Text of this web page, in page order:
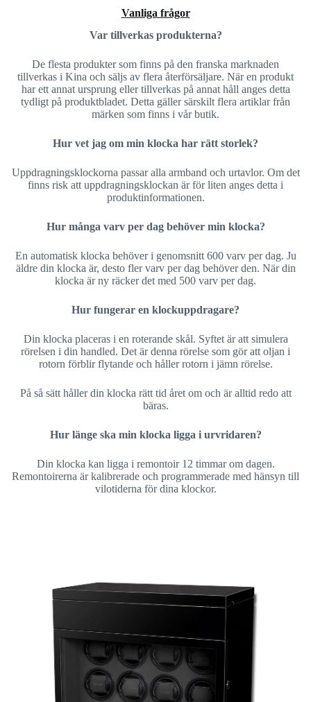
Vanliga frågor
Var tillverkas produkterna?
De flesta produkter som finns på den franska marknaden
tillverkas i Kina och säljs av flera återförsäljare. När en produkt
har ett annat ursprung eller tillverkas på annat håll anges detta
tydligt på produktbladet. Detta gäller särskilt flera artiklar från
märken som finns i vår butik.
Hur vet jag om min klocka har rätt storlek?
Uppdragningsklockorna passar alla armband och urtavlor. Om det
finns risk att uppdragningsklockan är för liten anges detta i
produktinformationen.
Hur många varv per dag behöver min klocka?
En automatisk klocka behöver i genomsnitt 600 varv per dag. Ju
äldre din klocka är, desto fler varv per dag behöver den. När din
klocka är ny räcker det med 500 varv per dag.
Hur fungerar en klockuppdragare?
Din klocka placeras i en roterande skål. Syftet är att simulera
rörelsen i din handled. Det är denna rörelse som gör att oljan i
rotorn förblir flytande och håller rotorn i jämn rörelse.
På så sätt håller din klocka rätt tid året om och är alltid redo att
bäras.
Hur länge ska min klocka ligga i urvridaren?
Din klocka kan ligga i remontoir 12 timmar om dagen.
Remontoirerna är kalibrerade och programmerade med hänsyn till
vilotiderna för dina klockor.